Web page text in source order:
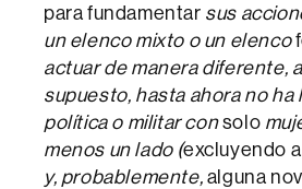
para fundamentar sus
un elenco mixto o un elenco
actuar de manera diferente,
supuesto, hasta ahora no ha
política o militar consolo
menos un lado (excluyendo
y, probablemente, alguna